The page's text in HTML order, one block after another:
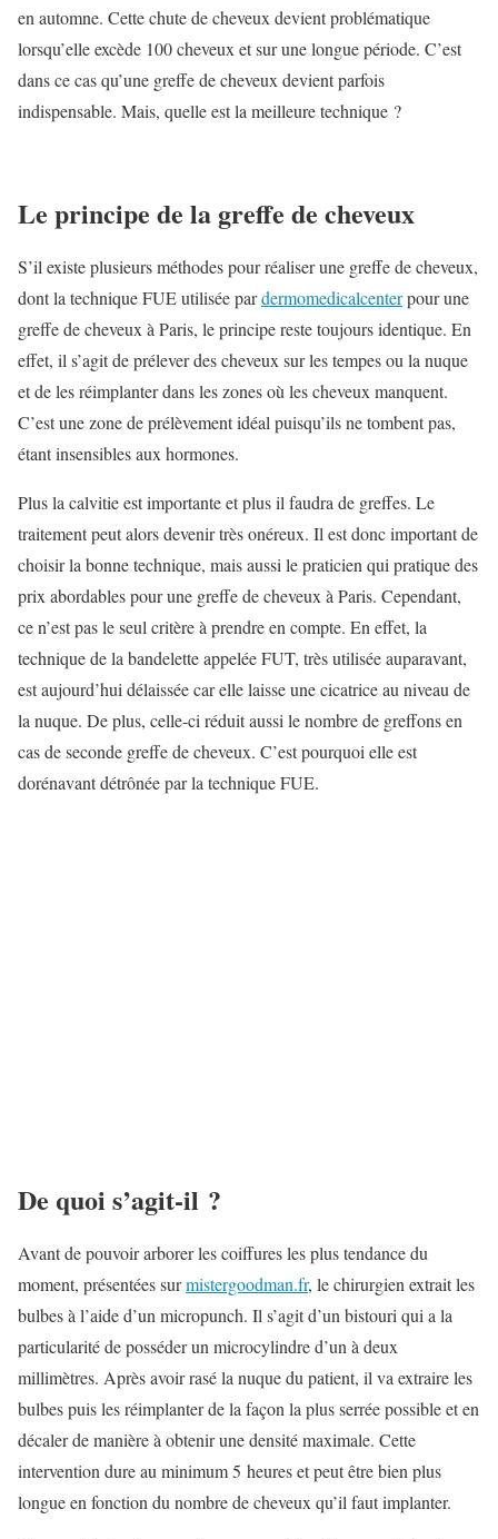
en automne. Cette chute de cheveux devient problématique
lorsqu’elle excède 100 cheveux et sur une longue période. C’est
dans ce cas qu’une greffe de cheveux devient parfois
indispensable. Mais, quelle est la meilleure technique ?
Le principe de la greffe de cheveux
S’il existe plusieurs méthodes pour réaliser une greffe de cheveux,
dont la technique FUE utilisée pardermomedicalcenterpour une
greffe de cheveux à Paris, le principe reste toujours identique. En
effet, il s’agit de prélever des cheveux sur les tempes ou la nuque
et de les réimplanter dans les zones où les cheveux manquent.
C’est une zone de prélèvement idéal puisqu’ils ne tombent pas,
étant insensibles aux hormones.
Plus la calvitie est importante et plus il faudra de greffes. Le
traitement peut alors devenir très onéreux. Il est donc important de
choisir la bonne technique, mais aussi le praticien qui pratique des
prix abordables pour une greffe de cheveux à Paris. Cependant,
ce n’est pas le seul critère à prendre en compte. En effet, la
technique de la bandelette appelée FUT, très utilisée auparavant,
est aujourd’hui délaissée car elle laisse une cicatrice au niveau de
la nuque. De plus, celle-ci réduit aussi le nombre de greffons en
cas de seconde greffe de cheveux. C’est pourquoi elle est
dorénavant détrônée par la technique FUE.
De quoi s’agit-il ?
Avant de pouvoir arborer les coiffures les plus tendance du
moment, présentées surmistergoodman.fr, le chirurgien extrait les
bulbes à l’aide d’un micropunch. Il s’agit d’un bistouri qui a la
particularité de posséder un microcylindre d’un à deux
millimètres. Après avoir rasé la nuque du patient, il va extraire les
bulbes puis les réimplanter de la façon la plus serrée possible et en
décaler de manière à obtenir une densité maximale. Cette
intervention dure au minimum 5 heures et peut être bien plus
longue en fonction du nombre de cheveux qu’il faut implanter.